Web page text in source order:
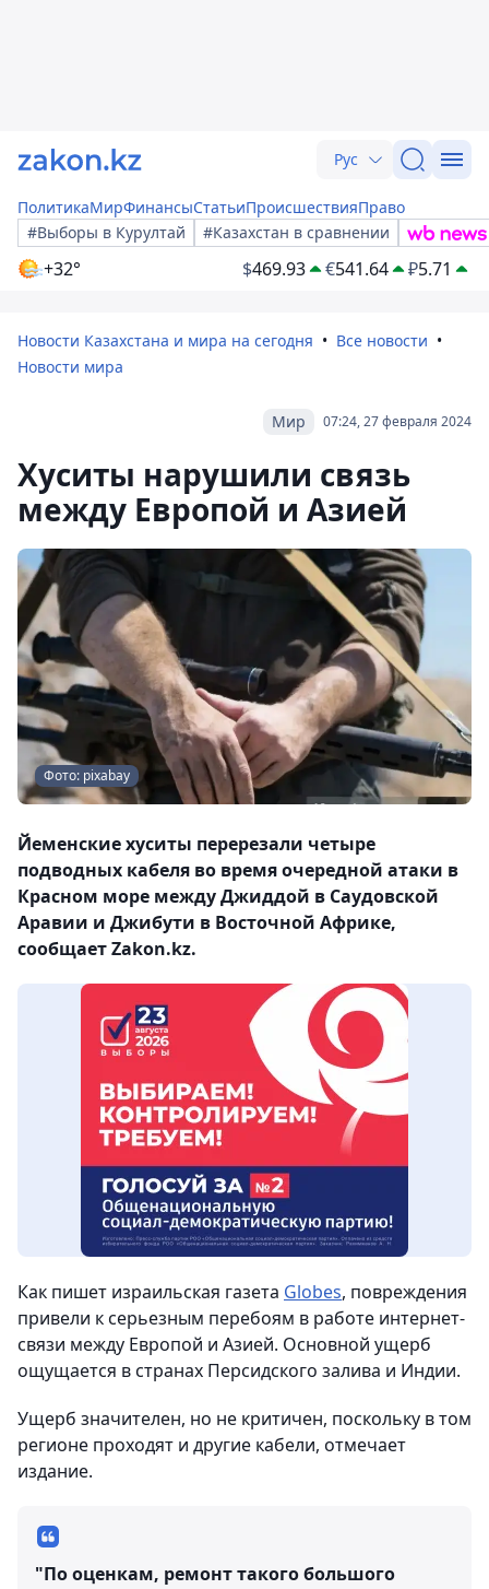
Рус
ПолитикаМирФинансыСтатьиПроисшествияПраво
#Выборы в Курултай
#Казахстан в сравнении
+32° $469.93 €541.64 ₽5.71
Новости Казахстана и мира на сегодня
Все новости
Новости мира
07:24, 27 февраля 2024
Мир
Хуситы нарушили связь
между Европой и Азией
Фото: pixabay
Йеменские хуситы перерезали четыре
подводных кабеля во время очередной атаки в
Красном море между Джиддой в Саудовской
Аравии и Джибути в Восточной Африке,
сообщает Zakon.kz.
Как пишет израильская газета Globes, повреждения
привели к серьезным перебоям в работе интернет-
связи между Европой и Азией. Основной ущерб
ощущается в странах Персидского залива и Индии.
Ущерб значителен, но не критичен, поскольку в том
регионе проходят и другие кабели, отмечает
издание.
"По оценкам, ремонт такого большого